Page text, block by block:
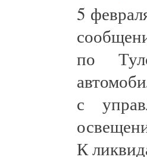
5
по
с
К